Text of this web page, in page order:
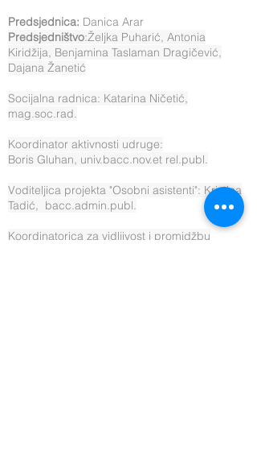
Predsjednica: Danica Arar
Predsjedništvo:Željka Puharić, Antonia
Kiridžija, Benjamina Taslaman Dragičević,
Dajana Žanetić
Socijalna radnica: Katarina Ničetić,
mag.soc.rad.
Koordinator aktivnosti udruge:
Boris Gluhan, univ.bacc.nov.et rel.publ.
Voditeljica projekta "Osobni asistenti": Kristina
Tadić, bacc.admin.publ.
Koordinatorica za vidljivost i promidžbu